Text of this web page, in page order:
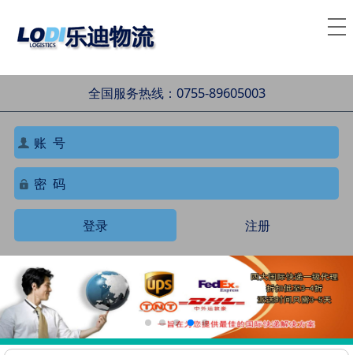
全国服务热线：0755-89605003
登录 注册